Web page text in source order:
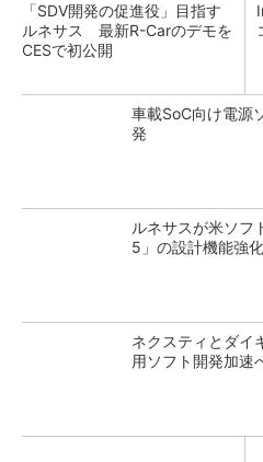
「SDV開発の促進役」目指す
ルネサス 最新R-Carのデモを
CESで初公開
車載SoC向け電源
発
ルネサスが米ソ
5」の設計機能強化
ネクスティとダ
用ソフト開発加速